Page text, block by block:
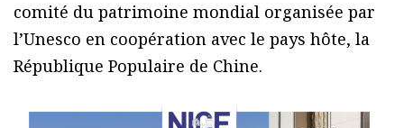
comité du patrimoine mondial organisée par
l’Unesco en coopération avec le pays hôte, la
République Populaire de Chine.